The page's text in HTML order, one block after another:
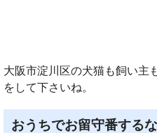
大阪市淀川区の犬猫も飼い主
をして下さいね。
おうちでお留守番する